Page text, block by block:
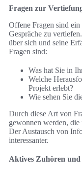
Fragen zur
Offene Fragen sind
Gespräche zu
über sich und seine
Fragen sind:
Was hat Sie in
Welche
Projekt erlebt?
Wie sehen Sie
Durch diese Art von
gewonnen werden,
Der Austausch von
interessanter.
Aktives Zuhören und